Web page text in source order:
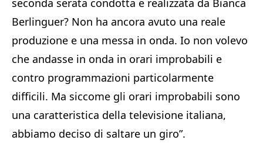
seconda serata condotta e realizzata da Bianca
Berlinguer? Non ha ancora avuto una reale
produzione e una messa in onda. Io non volevo
che andasse in onda in orari improbabili e
contro programmazioni particolarmente
difficili. Ma siccome gli orari improbabili sono
una caratteristica della televisione italiana,
abbiamo deciso di saltare un giro”.